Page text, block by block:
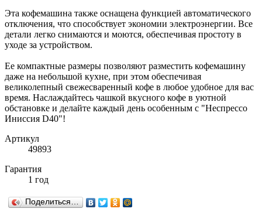
Эта кофемашина также оснащена функцией автоматического
отключения, что способствует экономии электроэнергии. Все
детали легко снимаются и моются, обеспечивая простоту в
уходе за устройством.
Ее компактные размеры позволяют разместить кофемашину
даже на небольшой кухне, при этом обеспечивая
великолепный свежесваренный кофе в любое удобное для вас
время. Наслаждайтесь чашкой вкусного кофе в уютной
обстановке и делайте каждый день особенным с "Неспрессо
Иниссия D40"!
Артикул
49893
Гарантия
1 год
Поделиться…